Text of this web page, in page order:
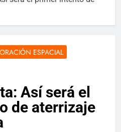
ESPACIAL
Así será el
de aterrizaje